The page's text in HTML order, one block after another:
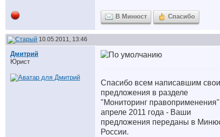
В Минюст Спасибо
10.05.2011, 13:46
Дмитрий
Юрист
Спасибо всем написавшим свои
предложения в разделе
"Мониторинг
апреле 2011 года - Ваши
предложения переданы в
России.